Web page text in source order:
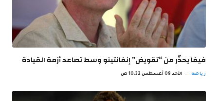
فيفا يحذّر من “تقويض” إنفانتينو وسط تصاعد أزمة القيادة
رياضة الأحد 09 أغسطس 10:32 ص